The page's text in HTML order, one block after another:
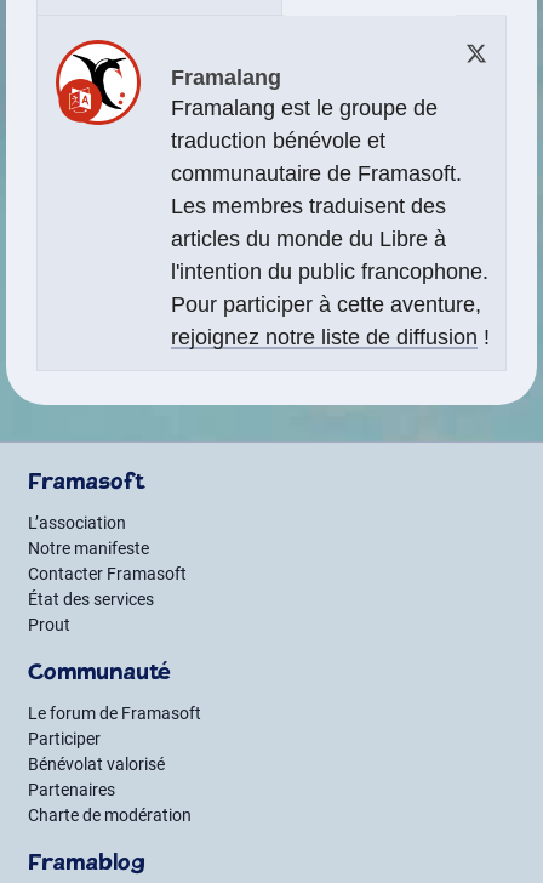
Framalang
Framalang est le groupe de
traduction bénévole et
communautaire de Framasoft.
Les membres traduisent des
articles du monde du Libre à
l'intention du public francophone.
Pour participer à cette aventure,
rejoignez notre liste de diffusion !
Framasoft
L’association
Notre manifeste
Contacter Framasoft
État des services
Prout
Communauté
Le forum de Framasoft
Participer
Bénévolat valorisé
Partenaires
Charte de modération
Framablog